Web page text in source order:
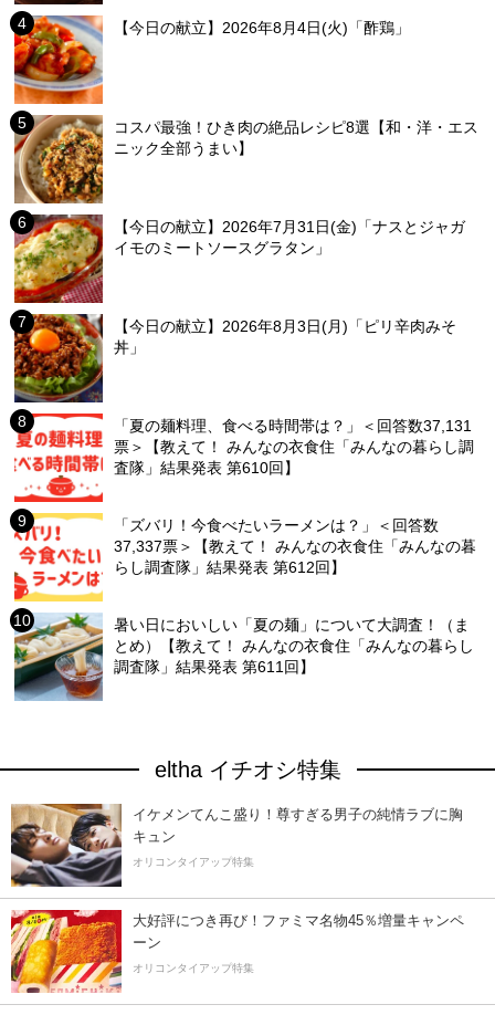
【今日の献立】2026年8月4日(火)「酢鶏」
コスパ最強！ひき肉の絶品レシピ8選【和・洋・エス
ニック全部うまい】
【今日の献立】2026年7月31日(金)「ナスとジャガ
イモのミートソースグラタン」
【今日の献立】2026年8月3日(月)「ピリ辛肉みそ
丼」
「夏の麺料理、食べる時間帯は？」＜回答数37,131
票＞【教えて！ みんなの衣食住「みんなの暮らし調
査隊」結果発表 第610回】
「ズバリ！今食べたいラーメンは？」＜回答数
37,337票＞【教えて！ みんなの衣食住「みんなの暮
らし調査隊」結果発表 第612回】
暑い日においしい「夏の麺」について大調査！（ま
とめ）【教えて！ みんなの衣食住「みんなの暮らし
調査隊」結果発表 第611回】
eltha イチオシ特集
イケメンてんこ盛り！尊すぎる男子の純情ラブに胸
キュン
オリコンタイアップ特集
大好評につき再び！ファミマ名物45％増量キャンペ
ーン
オリコンタイアップ特集